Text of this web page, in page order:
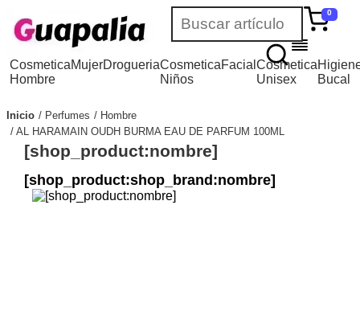
0
Cosmetica
Hombre
MujerDrogueriaCosmetica
Niños
FacialCosmetica
Unisex
Bucal
Inicio Perfumes
Hombre
AL HARAMAIN OUDH BURMA EAU DE PARFUM 100ML
[shop_product:nombre]
[shop_product:shop_brand:nombre]